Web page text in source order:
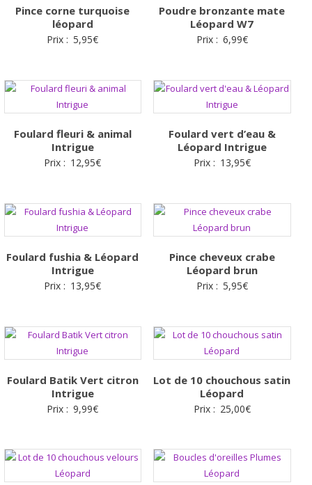
Pince corne turquoise
léopard
Prix : 5,95€
Poudre bronzante mate
Léopard W7
Prix : 6,99€
Foulard fleuri & animal
Intrigue
Prix : 12,95€
Foulard vert d’eau &
Léopard Intrigue
Prix : 13,95€
Foulard fushia & Léopard
Intrigue
Prix : 13,95€
Pince cheveux crabe
Léopard brun
Prix : 5,95€
Foulard Batik Vert citron
Intrigue
Prix : 9,99€
Lot de 10 chouchous satin
Léopard
Prix : 25,00€